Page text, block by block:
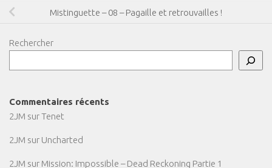
Mistinguette – 08 – Pagaille et retrouvailles !
Rechercher
Commentaires récents
2JM surTenet
2JM sur Uncharted
2JM sur Mission: Impossible – Dead Reckoning Partie 1